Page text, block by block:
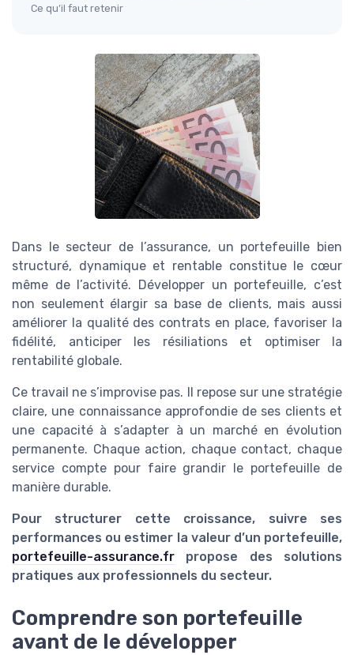
Ce qu’il faut retenir
Dans le secteur de l’assurance, un portefeuille bien
structuré, dynamique et rentable constitue le cœur
même de l’activité. Développer un portefeuille, c’est
non seulement élargir sa base de clients, mais aussi
améliorer la qualité des contrats en place, favoriser la
fidélité, anticiper les résiliations et optimiser la
rentabilité globale.
Ce travail ne s’improvise pas. Il repose sur une stratégie
claire, une connaissance approfondie de ses clients et
une capacité à s’adapter à un marché en évolution
permanente. Chaque action, chaque contact, chaque
service compte pour faire grandir le portefeuille de
manière durable.
Pour structurer cette croissance, suivre ses
performances ou estimer la valeur d’un portefeuille,
portefeuille-assurance.fr propose des solutions
pratiques aux professionnels du secteur.
Comprendre son portefeuille
avant de le développer